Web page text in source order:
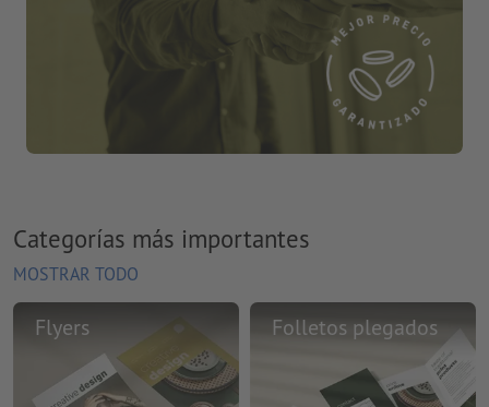
Categorías más importantes
MOSTRAR TODO
Flyers Folletos plegados